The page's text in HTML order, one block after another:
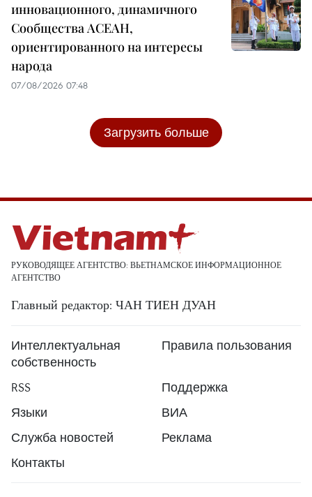
инновационного, динамичного
Сообщества АСЕАН,
ориентированного на интересы
народа
07/08/2026 07:48
Загрузить больше
РУКОВОДЯЩЕЕ АГЕНТСТВО: ВЬЕТНАМСКОЕ ИНФОРМАЦИОННОЕ
АГЕНТСТВО
Главный редактор: ЧАН ТИЕН ДУАН
Интеллектуальная
собственность
Правила пользования
RSS
Поддержка
Языки
ВИА
Служба новостей
Реклама
Контакты